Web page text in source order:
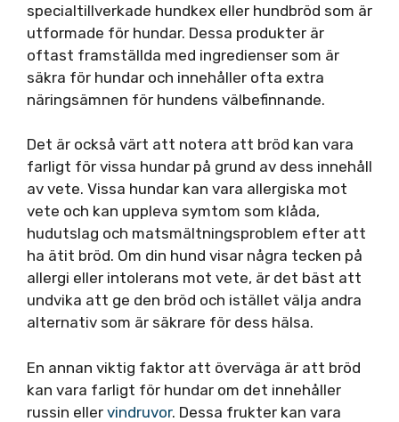
specialtillverkade hundkex eller hundbröd som är
utformade för hundar. Dessa produkter är
oftast framställda med ingredienser som är
säkra för hundar och innehåller ofta extra
näringsämnen för hundens välbefinnande.
Det är också värt att notera att bröd kan vara
farligt för vissa hundar på grund av dess innehåll
av vete. Vissa hundar kan vara allergiska mot
vete och kan uppleva symtom som klåda,
hudutslag och matsmältningsproblem efter att
ha ätit bröd. Om din hund visar några tecken på
allergi eller intolerans mot vete, är det bäst att
undvika att ge den bröd och istället välja andra
alternativ som är säkrare för dess hälsa.
En annan viktig faktor att överväga är att bröd
kan vara farligt för hundar om det innehåller
russin eller vindruvor. Dessa frukter kan vara